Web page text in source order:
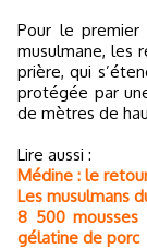
Pour le premier
musulmane, les
prière, qui
protégée par
de mètres de
Lire aussi :
Médine : le
Les musulmans
8 500
gélatine de porc